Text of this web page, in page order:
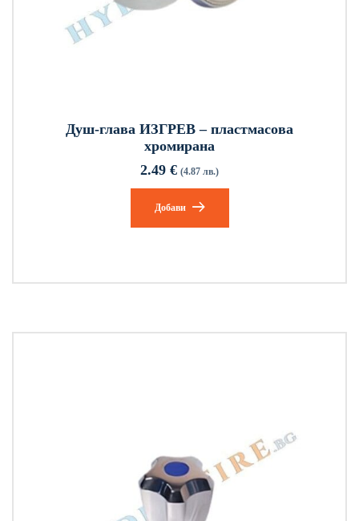
Душ-глава ИЗГРЕВ – пластмасова
хромирана
2.49 € (4.87 лв.)
Добави